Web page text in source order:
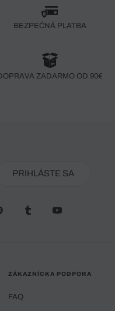
BEZPEČNÁ PLATBA
ZADARMO OD 90€
PRIHLÁSTE SA
ZÁKAZNÍCKA PODPORA
FAQ